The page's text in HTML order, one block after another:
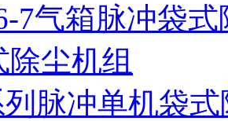
7气箱脉冲袋
尘机组
脉冲单机袋式